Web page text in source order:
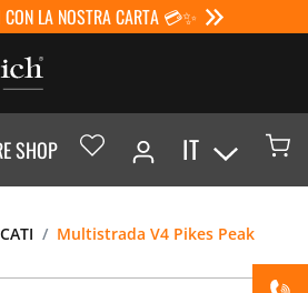
LA NOSTRA CARTA 💳✨
SHOP IT
Multistrada V4 Pikes Peak